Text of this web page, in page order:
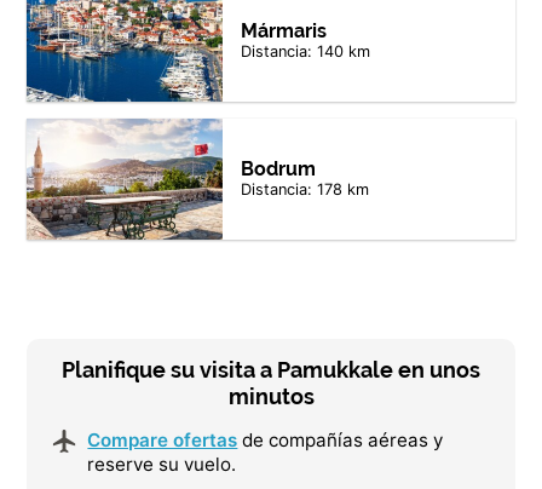
Mármaris
Distancia: 140 km
Bodrum
Distancia: 178 km
Planifique su visita a Pamukkale en unos
minutos
Compare ofertas de compañías aéreas y
reserve su vuelo.